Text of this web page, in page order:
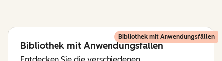
Bibliothek mit Anwendungsfällen
Bibliothek mit Anwendungsfällen